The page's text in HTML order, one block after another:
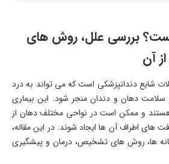
بررسی علل، روش های
آن
شایع دندانپزشکی است که می تواند به درد
دهان و دندان منجر شود. این بیماری
هستند و ممکن است در نواحی مختلف دهان از
های اطراف آن ها ایجاد شوند. در این مقاله،
ها، روش های تشخیص، درمان و پیشگیری